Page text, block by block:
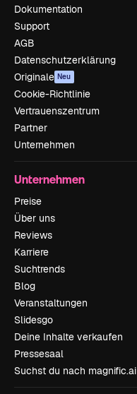
Dokumentation
Support
AGB
Datenschutzerklärung
Originale Neu
Cookie-Richtlinie
Vertrauenszentrum
Partner
Unternehmen
Unternehmen
Preise
Über uns
Reviews
Karriere
Suchtrends
Blog
Veranstaltungen
Slidesgo
Deine Inhalte verkaufen
Pressesaal
Suchst du nach magnific.ai